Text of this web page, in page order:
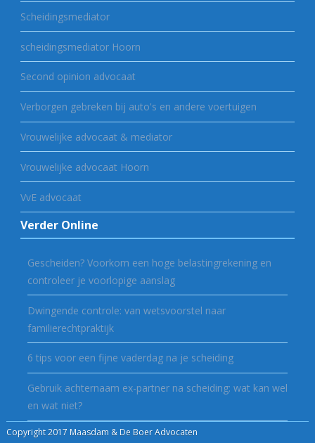
Scheidingsmediator
scheidingsmediator Hoorn
Second opinion advocaat
Verborgen gebreken bij auto's en andere voertuigen
Vrouwelijke advocaat & mediator
Vrouwelijke advocaat Hoorn
VvE advocaat
Verder Online
Gescheiden? Voorkom een hoge belastingrekening en
controleer je voorlopige aanslag
Dwingende controle: van wetsvoorstel naar
familierechtpraktijk
6 tips voor een fijne vaderdag na je scheiding
Gebruik achternaam ex-partner na scheiding: wat kan wel
en wat niet?
Copyright 2017 Maasdam & De Boer Advocaten